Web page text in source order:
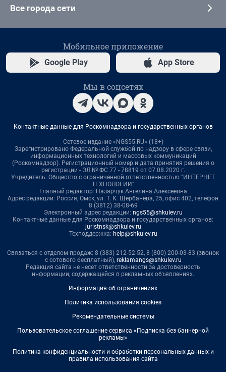
Все города сети
Мобильное приложение
Google Play App Store
Мы в соцсетях
Контактные данные для Роскомнадзора и государственных органов
Сетевое издание «NGS55.RU» (18+)
Зарегистрировано Федеральной службой по надзору в сфере связи,
информационных технологий и массовых коммуникаций
(Роскомнадзор). Регистрационный номер и дата принятия решения о
регистрации - ЭЛ № ФС 77 - 78819 от 07.08.2020 г.
Учредитель: Общество с ограниченной ответственностью "ИНТЕРНЕТ
ТЕХНОЛОГИИ"
Главный редактор: Назарчук Ангелина Алексеевна
Адрес редакции: Россия, Омск, ул. Т. К. Щербанева, 25, офис 402, телефон
8 (3812) 38-08-69
Электронный адрес редакции: ngs55@shkulev.ru
Контактные данные для Роскомнадзора и государственных органов:
juristnsk@shkulev.ru
Техподдержка: help@shkulev.ru
Связаться с отделом продаж: 8 (383) 212-52-52, 8 (800) 200-03-83 (звонок
с сотового бесплатный), reklamangs@shkulev.ru
Редакция сайта не несет ответственности за достоверность
информации, содержащейся в рекламных объявлениях.
Информация об ограничениях
Политика использования cookies
Рекомендательные системы
Пользовательское соглашение сервиса «Подписка без баннерной
рекламы»
Политика конфиденциальности и обработки персональных данных и
правила использования сайта